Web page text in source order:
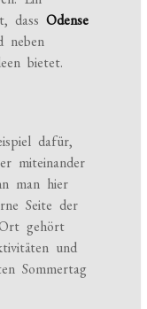
dassOdense
neben
bietet.
dafür,
miteinander
man hier
Seite der
gehört
und
Sommertag